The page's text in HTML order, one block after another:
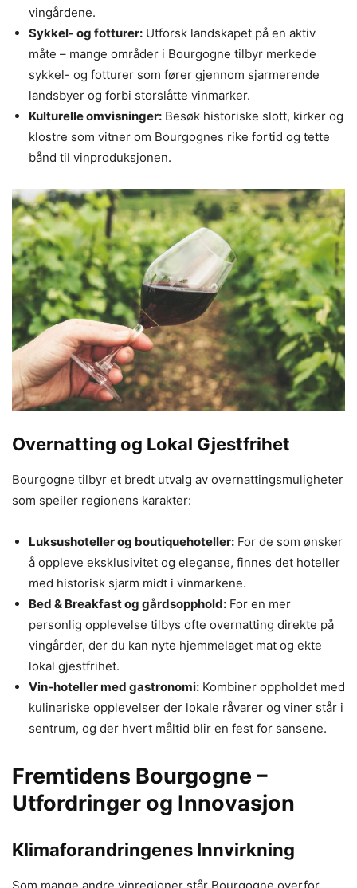
vingårdene.
Sykkel- og fotturer: Utforsk landskapet på en aktiv
måte – mange områder i Bourgogne tilbyr merkede
sykkel- og fotturer som fører gjennom sjarmerende
landsbyer og forbi storslåtte vinmarker.
Kulturelle omvisninger: Besøk historiske slott, kirker og
klostre som vitner om Bourgognes rike fortid og tette
bånd til vinproduksjonen.
Overnatting og Lokal Gjestfrihet
Bourgogne tilbyr et bredt utvalg av overnattingsmuligheter
som speiler regionens karakter:
Luksushoteller og boutiquehoteller: For de som ønsker
å oppleve eksklusivitet og eleganse, finnes det hoteller
med historisk sjarm midt i vinmarkene.
Bed & Breakfast og gårdsopphold: For en mer
personlig opplevelse tilbys ofte overnatting direkte på
vingårder, der du kan nyte hjemmelaget mat og ekte
lokal gjestfrihet.
Vin-hoteller med gastronomi: Kombiner oppholdet med
kulinariske opplevelser der lokale råvarer og viner står i
sentrum, og der hvert måltid blir en fest for sansene.
Fremtidens Bourgogne –
Utfordringer og Innovasjon
Klimaforandringenes Innvirkning
Som mange andre vinregioner står Bourgogne overfor